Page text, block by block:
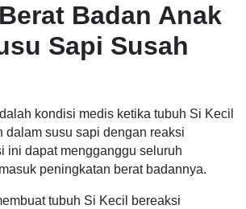
Badan Anak
Sapi Susah
kondisi medis ketika tubuh Si Kecil
dalam susu sapi dengan reaksi
ini dapat mengganggu seluruh
peningkatan berat badannya.
tubuh Si Kecil bereaksi